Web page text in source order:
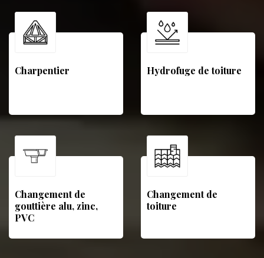
Charpentier Hydrofuge de toiture
Changement de
gouttière alu, zinc,
PVC
Changement de
toiture